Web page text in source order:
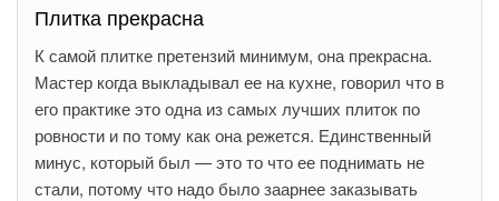
Плитка прекрасна
К самой плитке претензий минимум, она прекрасна.
Мастер когда выкладывал ее на кухне, говорил что в
его практике это одна из самых лучших плиток по
ровности и по тому как она режется. Единственный
минус, который был — это то что ее поднимать не
стали, потому что надо было заарнее заказывать